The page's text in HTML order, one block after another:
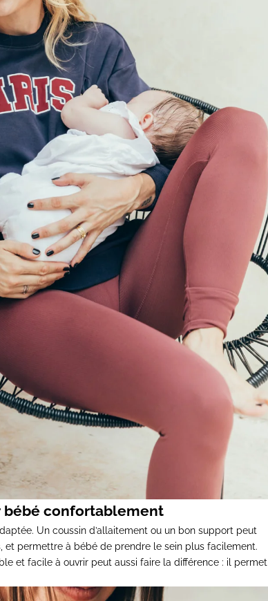
bébé confortablement
Un coussin d’allaitement ou un bon support peut
et permettre à bébé de prendre le sein plus facilement.
et facile à ouvrir peut aussi faire la différence : il permet